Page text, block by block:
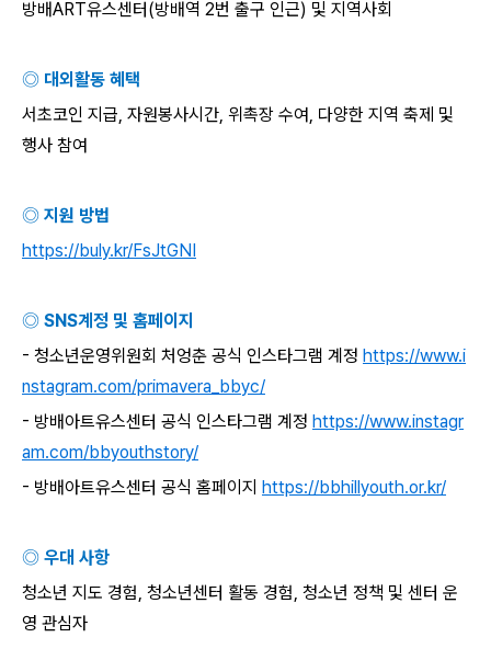
방배ART유스센터(방배역 2번 출구 인근) 및 지역사회
◎ 대외활동 혜택
서초코인 지급, 자원봉사시간, 위촉장 수여, 다양한 지역 축제 및
행사 참여
◎ 지원 방법
https://buly.kr/FsJtGNI
◎ SNS계정 및 홈페이지
- 청소년운영위원회 처엉춘 공식 인스타그램 계정 https://www.i
nstagram.com/primavera_bbyc/
- 방배아트유스센터 공식 인스타그램 계정 https://www.instagr
am.com/bbyouthstory/
- 방배아트유스센터 공식 홈페이지 https://bbhillyouth.or.kr/
◎ 우대 사항
청소년 지도 경험, 청소년센터 활동 경험, 청소년 정책 및 센터 운
영 관심자